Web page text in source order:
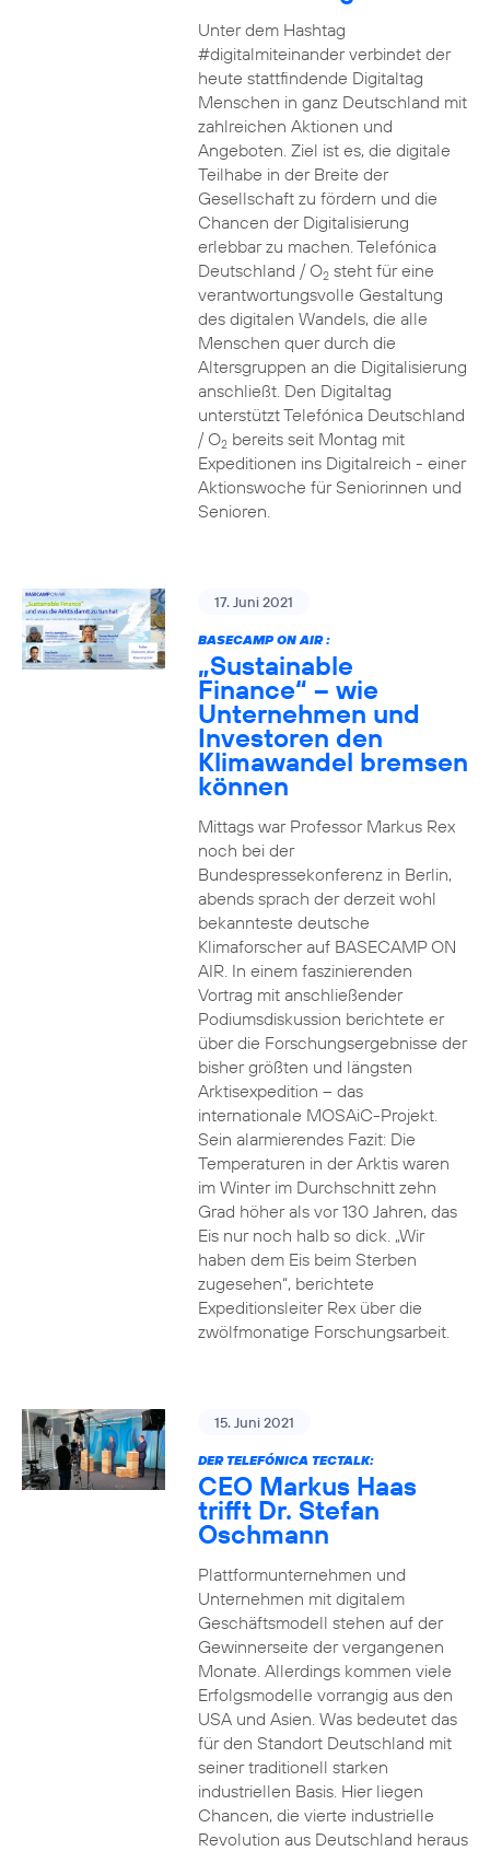
Unter dem Hashtag
#digitalmiteinander verbindet der
heute stattfindende Digitaltag
Menschen in ganz Deutschland mit
zahlreichen Aktionen und
Angeboten. Ziel ist es, die digitale
Teilhabe in der Breite der
Gesellschaft zu fördern und die
Chancen der Digitalisierung
erlebbar zu machen. Telefónica
Deutschland / O2steht für eine
verantwortungsvolle Gestaltung
des digitalen Wandels, die alle
Menschen quer durch die
Altersgruppen an die Digitalisierung
anschließt. Den Digitaltag
unterstützt Telefónica Deutschland
/ O2bereits seit Montag mit
Expeditionen ins Digitalreich - einer
Aktionswoche für Seniorinnen und
Senioren.
17. Juni 2021
BASECAMP ON AIR :
„Sustainable
Finance“ – wie
Unternehmen und
Investoren den
Klimawandel bremsen
können
Mittags war Professor Markus Rex
noch bei der
Bundespressekonferenz in Berlin,
abends sprach der derzeit wohl
bekannteste deutsche
Klimaforscher auf BASECAMP ON
AIR. In einem faszinierenden
Vortrag mit anschließender
Podiumsdiskussion berichtete er
über die Forschungsergebnisse der
bisher größten und längsten
Arktisexpedition – das
internationale MOSAiC-Projekt.
Sein alarmierendes Fazit: Die
Temperaturen in der Arktis waren
im Winter im Durchschnitt zehn
Grad höher als vor 130 Jahren, das
Eis nur noch halb so dick. „Wir
haben dem Eis beim Sterben
zugesehen“, berichtete
Expeditionsleiter Rex über die
zwölfmonatige Forschungsarbeit.
15. Juni 2021
DER TELEFÓNICA TECTALK:
CEO Markus Haas
trifft Dr. Stefan
Oschmann
Plattformunternehmen und
Unternehmen mit digitalem
Geschäftsmodell stehen auf der
Gewinnerseite der vergangenen
Monate. Allerdings kommen viele
Erfolgsmodelle vorrangig aus den
USA und Asien. Was bedeutet das
für den Standort Deutschland mit
seiner traditionell starken
industriellen Basis. Hier liegen
Chancen, die vierte industrielle
Revolution aus Deutschland heraus